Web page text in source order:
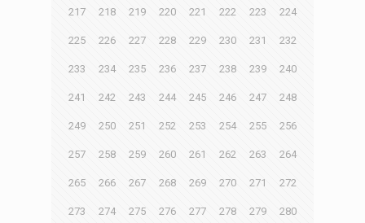
217 218 219 220 221 222 223 224
225 226 227 228 229 230 231 232
233 234 235 236 237 238 239 240
241 242 243 244 245 246 247 248
249 250 251 252 253 254 255 256
257 258 259 260 261 262 263 264
265 266 267 268 269 270 271 272
273 274 275 276 277 278 279 280